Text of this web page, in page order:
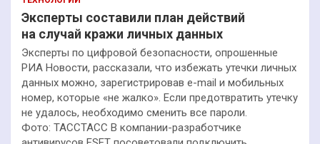
Эксперты составили план действий
на случай кражи личных данных
Эксперты по цифровой безопасности, опрошенные
РИА Новости, рассказали, что избежать утечки личных
данных можно, зарегистрировав e-mail и мобильных
номер, которые «не жалко». Если предотвратить утечку
не удалось, необходимо сменить все пароли.
Фото: ТАССТАСС В компании-разработчике